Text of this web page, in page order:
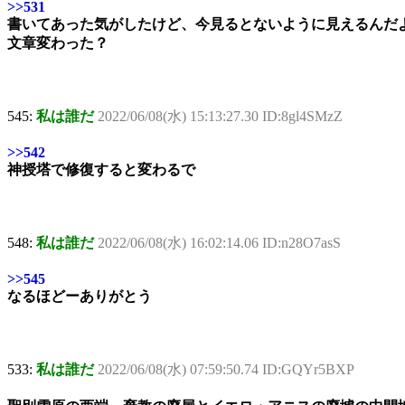
>>531
書いてあった気がしたけど、今見るとないように見えるんだ
文章変わった？
545: 私は誰だ 2022/06/08(水) 15:13:27.30 ID:8gl4SMzZ
>>542
神授塔で修復すると変わるで
548: 私は誰だ 2022/06/08(水) 16:02:14.06 ID:n28O7asS
>>545
なるほどーありがとう
533: 私は誰だ 2022/06/08(水) 07:59:50.74 ID:GQYr5BXP